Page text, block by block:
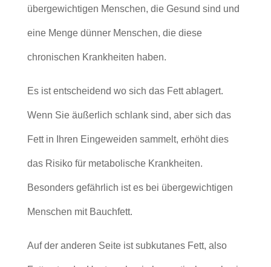
übergewichtigen Menschen, die Gesund sind und
eine Menge dünner Menschen, die diese
chronischen Krankheiten haben.
Es ist entscheidend wo sich das Fett ablagert.
Wenn Sie äußerlich schlank sind, aber sich das
Fett in Ihren Eingeweiden sammelt, erhöht dies
das Risiko für metabolische Krankheiten.
Besonders gefährlich ist es bei übergewichtigen
Menschen mit Bauchfett.
Auf der anderen Seite ist subkutanes Fett, also